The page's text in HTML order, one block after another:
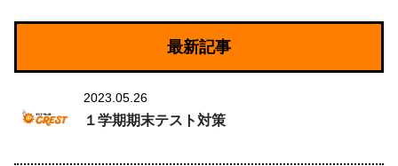
最新記事
2023.05.26
１学期期末テスト対策